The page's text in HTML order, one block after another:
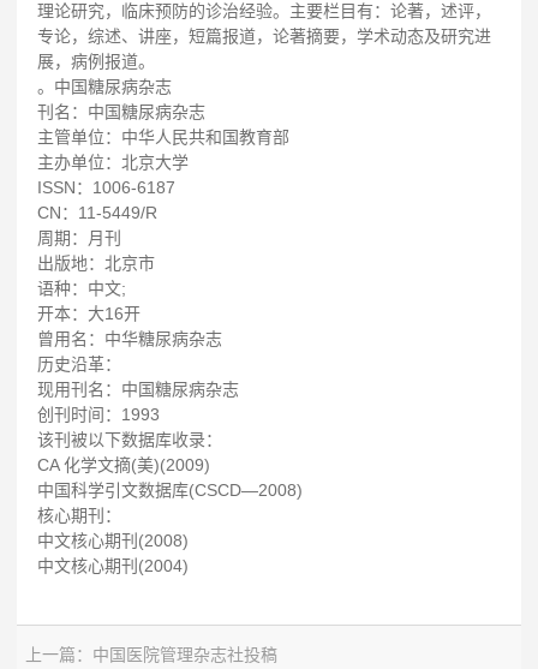
理论研究，临床预防的诊治经验。主要栏目有：论著，述评，
专论，综述、讲座，短篇报道，论著摘要，学术动态及研究进
展，病例报道。
。中国糖尿病杂志
刊名：中国糖尿病杂志
主管单位：中华人民共和国教育部
主办单位：北京大学
ISSN：1006-6187
CN：11-5449/R
周期：月刊
出版地：北京市
语种：中文;
开本：大16开
曾用名：中华糖尿病杂志
历史沿革：
现用刊名：中国糖尿病杂志
创刊时间：1993
该刊被以下数据库收录：
CA 化学文摘(美)(2009)
中国科学引文数据库(CSCD—2008)
核心期刊：
中文核心期刊(2008)
中文核心期刊(2004)
上一篇： 中国医院管理杂志社投稿